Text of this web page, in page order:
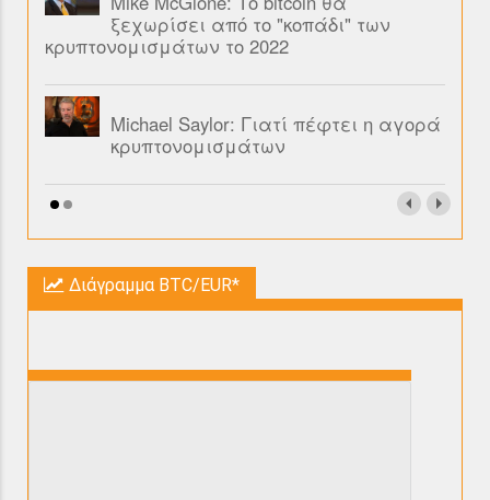
ξεχωρίσει από το "κοπάδι" των
κρυπτονομισμάτων το 2022
Michael Saylor: Γιατί πέφτει η αγορά
κρυπτονομισμάτων
Διάγραμμα BTC/EUR*